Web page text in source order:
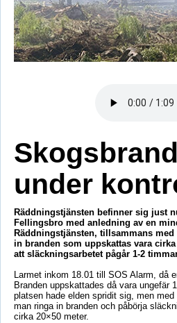
under
Räddningstjänsten befinner sig just
Fellingsbro med anledning av en
Räddningstjänsten, tillsammans
in branden som uppskattas vara
att släckningsarbetet pågår 1-2
Larmet inkom 18.01 till SOS Alarm, då
Branden uppskattades då vara ungefär
platsen hade elden spridit sig, men
man ringa in branden och påbörja
cirka 20×50 meter.